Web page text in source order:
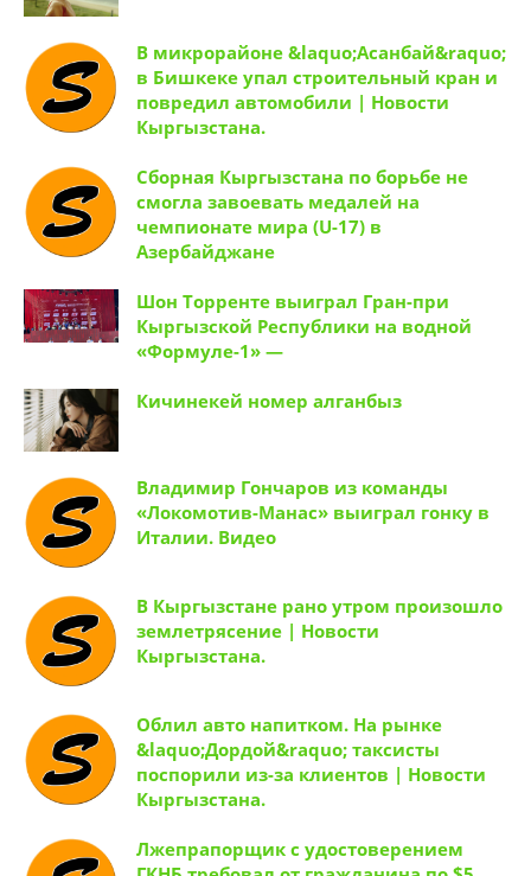
В микрорайоне &laquo;Асанбай&raquo;
в Бишкеке упал строительный кран и
повредил автомобили | Новости
Кыргызстана.
Сборная Кыргызстана по борьбе не
смогла завоевать медалей на
чемпионате мира (U-17) в
Азербайджане
Шон Торренте выиграл Гран-при
Кыргызской Республики на водной
«Формуле-1» —
Владимир Гончаров из команды
«Локомотив-Манас» выиграл гонку в
В Кыргызстане рано утром произошло
землетрясение | Новости
Облил авто напитком. На рынке
&laquo;Дордой&raquo; таксисты
поспорили из-за клиентов | Новости
Кыргызстана.